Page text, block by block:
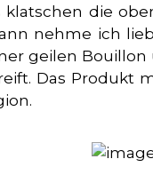
die
nehme ich
geilen
Das Produkt